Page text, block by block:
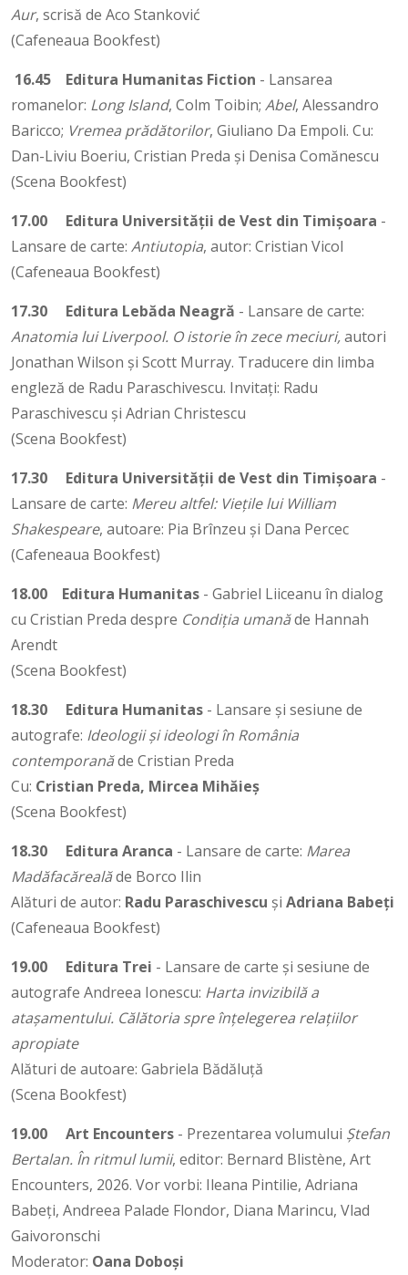
Aur, scrisă de Aco Stanković
(Cafeneaua Bookfest)
16.45
Editura Humanitas Fiction - Lansarea
romanelor: Long Island, Colm Toibin; Abel, Alessandro
Baricco; Vremea prădătorilor, Giuliano Da Empoli. Cu:
Dan-Liviu Boeriu, Cristian Preda și Denisa Comănescu
(Scena Bookfest)
17.00
Editura Universității de Vest din Timișoara -
Lansare de carte: Antiutopia, autor: Cristian Vicol
(Cafeneaua Bookfest)
17.30
Editura Lebăda Neagră - Lansare de carte:
Anatomia lui Liverpool. O istorie în zece meciuri,autori
Jonathan Wilson și Scott Murray. Traducere din limba
engleză de Radu Paraschivescu. Invitați: Radu
Paraschivescu și Adrian Christescu
(Scena Bookfest)
17.30
Editura Universității de Vest din Timișoara -
Lansare de carte: Mereu altfel: Viețile lui William
Shakespeare, autoare: Pia Brînzeu și Dana Percec
(Cafeneaua Bookfest)
18.00
Editura Humanitas - Gabriel Liiceanu în dialog
cu Cristian Preda despre Condiția umanăde Hannah
Arendt
(Scena Bookfest)
18.30
Editura Humanitas - Lansare și sesiune de
autografe: Ideologii şi ideologi în România
contemporanăde Cristian Preda
Cu: Cristian Preda, Mircea Mihăieș
(Scena Bookfest)
18.30
Editura Aranca - Lansare de carte: Marea
Madăfacărealăde Borco Ilin
Alături de autor: Radu Paraschivescu și Adriana Babeți
(Cafeneaua Bookfest)
19.00
Editura Trei - Lansare de carte și sesiune de
autografe Andreea Ionescu: Harta invizibilă a
atașamentului. Călătoria spre înțelegerea relațiilor
apropiate
Alături de autoare: Gabriela Bădăluță
(Scena Bookfest)
19.00
Art Encounters - Prezentarea volumului Ștefan
Bertalan. În ritmul lumii, editor: Bernard Blistène, Art
Encounters, 2026. Vor vorbi: Ileana Pintilie, Adriana
Babeți, Andreea Palade Flondor, Diana Marincu, Vlad
Gaivoronschi
Moderator: Oana Doboși